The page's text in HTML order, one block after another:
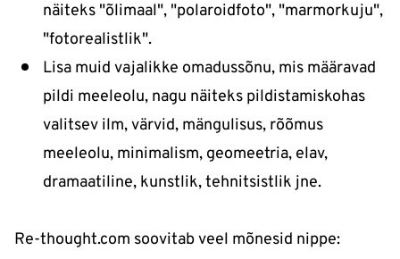
näiteks "õlimaal", "polaroidfoto", "marmorkuju",
"fotorealistlik".
Lisa muid vajalikke omadussõnu, mis määravad
pildi meeleolu, nagu näiteks pildistamiskohas
valitsev ilm, värvid, mängulisus, rõõmus
meeleolu, minimalism, geomeetria, elav,
dramaatiline, kunstlik, tehnitsistlik jne.
Re-thought.com soovitab veel mõnesid nippe: